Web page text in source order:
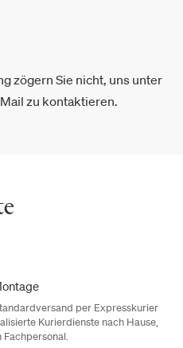
zögern Sie nicht, uns unter
zu kontaktieren.
per Expresskurier
Kurierdienste nach Hause,